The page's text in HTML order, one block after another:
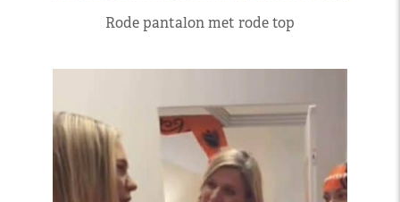
Rode pantalon met rode top